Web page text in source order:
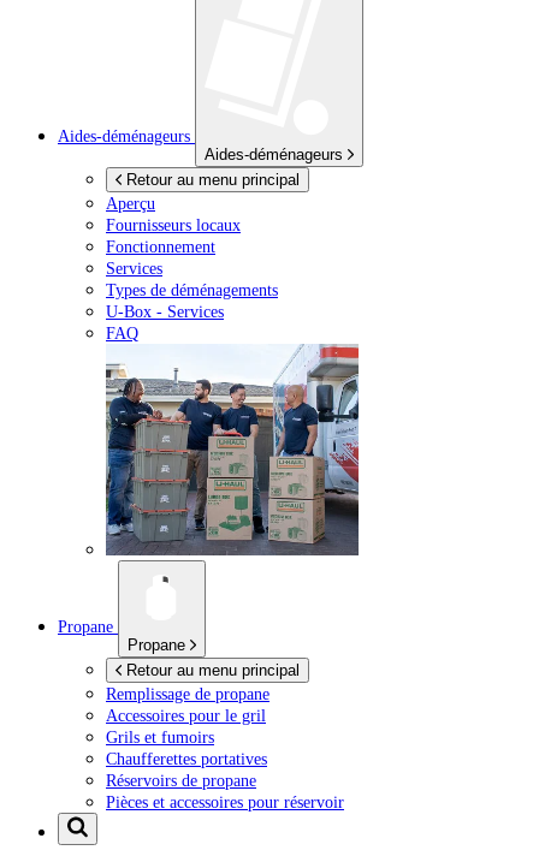
Aides-déménageurs
Aides-déménageurs
Retour au menu principal
Aperçu
Fournisseurs locaux
Fonctionnement
Services
Types de déménagements
U-Box - Services
FAQ
Propane
Propane
Retour au menu principal
Remplissage de propane
Accessoires pour le gril
Grils et fumoirs
Chaufferettes portatives
Réservoirs de propane
Pièces et accessoires pour réservoir